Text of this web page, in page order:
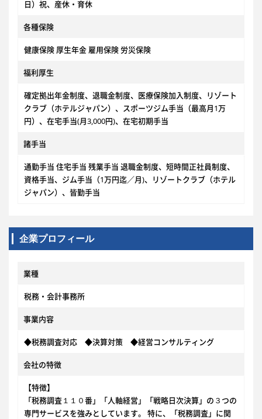
日）祝、産休・育休
各種保険
健康保険 厚生年金 雇用保険 労災保険
福利厚生
確定拠出年金制度、退職金制度、医療保険加入制度、リゾート
クラブ（ホテルジャパン）、スポーツジム手当（最高月1万
円）、在宅手当(月3,000円)、在宅初期手当
諸手当
通勤手当 住宅手当 残業手当 退職金制度、短時間正社員制度、
資格手当、ジム手当（1万円迄／月)、リゾートクラブ（ホテル
ジャパン）、皆勤手当
企業プロフィール
業種
税務・会計事務所
事業内容
◆税務調査対応 ◆決算対策 ◆経営コンサルティング
会社の特徴
【特徴】
「税務調査１１０番」「人軸経営」「戦略日次決算」の３つの
専門サービスを強みとしています。 特に、「税務調査」に関